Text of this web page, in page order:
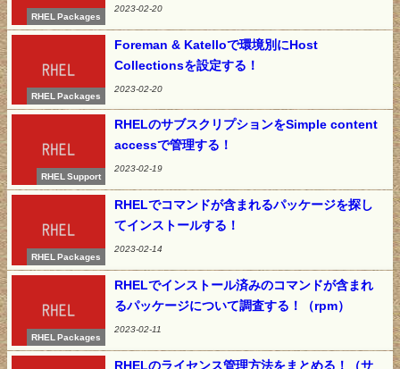
RHEL Packages
2023-02-20
RHEL Packages
Foreman & Katelloで環境別にHost
Collectionsを設定する！
2023-02-20
RHEL Support
RHELのサブスクリプションをSimple content
accessで管理する！
2023-02-19
RHEL Packages
RHELでコマンドが含まれるパッケージを探し
てインストールする！
2023-02-14
RHEL Packages
RHELでインストール済みのコマンドが含まれ
るパッケージについて調査する！（rpm）
2023-02-11
RHELのライセンス管理方法をまとめる！（サ